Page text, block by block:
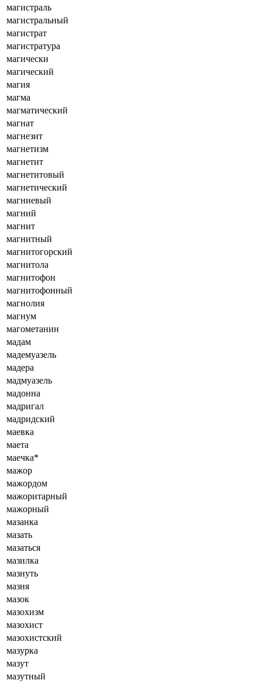
магистраль
магистральный
магистрат
магистратура
магически
магический
магия
магма
магматический
магнат
магнезит
магнетизм
магнетит
магнетитовый
магнетический
магниевый
магний
магнит
магнитный
магнитогорский
магнитола
магнитофон
магнитофонный
магнолия
магнум
магометанин
мадам
мадемуазель
мадера
мадмуазель
мадонна
мадригал
мадридский
маевка
маета
маечка*
мажор
мажордом
мажоритарный
мажорный
мазанка
мазать
мазаться
мазилка
мазнуть
мазня
мазок
мазохизм
мазохист
мазохистский
мазурка
мазут
мазутный